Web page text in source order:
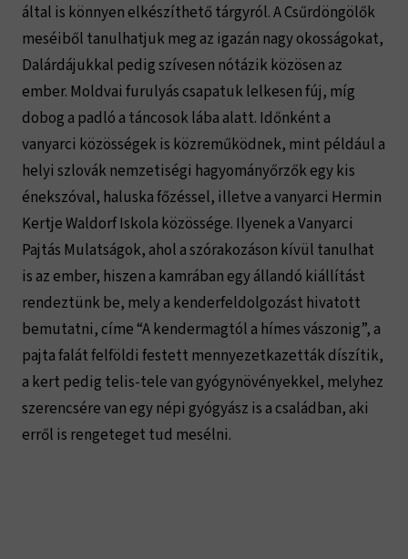
által is könnyen elkészíthető tárgyról. A Csűrdöngölők
meséiből tanulhatjuk meg az igazán nagy okosságokat,
Dalárdájukkal pedig szívesen nótázik közösen az
ember. Moldvai furulyás csapatuk lelkesen fúj, míg
dobog a padló a táncosok lába alatt. Időnként a
vanyarci közösségek is közreműködnek, mint például a
helyi szlovák nemzetiségi hagyományőrzők egy kis
énekszóval, haluska főzéssel, illetve a vanyarci Hermin
Kertje Waldorf Iskola közössége. Ilyenek a Vanyarci
Pajtás Mulatságok, ahol a szórakozáson kívül tanulhat
is az ember, hiszen a kamrában egy állandó kiállítást
rendeztünk be, mely a kenderfeldolgozást hivatott
bemutatni, címe “A kendermagtól a hímes vászonig”, a
pajta falát felföldi festett mennyezetkazetták díszítik,
a kert pedig telis-tele van gyógynövényekkel, melyhez
szerencsére van egy népi gyógyász is a családban, aki
erről is rengeteget tud mesélni.